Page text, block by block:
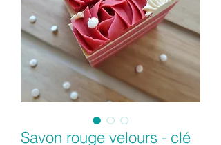
Savon rouge velours - clé